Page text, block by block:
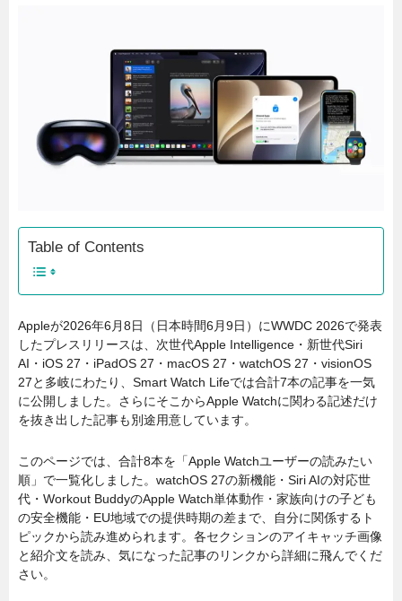
Table of Contents
Appleが2026年6月8日（日本時間6月9日）にWWDC 2026で発表
したプレスリリースは、次世代Apple Intelligence・新世代Siri
AI・iOS 27・iPadOS 27・macOS 27・watchOS 27・visionOS
27と多岐にわたり、Smart Watch Lifeでは合計7本の記事を一気
に公開しました。さらにそこからApple Watchに関わる記述だけ
を抜き出した記事も別途用意しています。
このページでは、合計8本を「Apple Watchユーザーの読みたい
順」で一覧化しました。watchOS 27の新機能・Siri AIの対応世
代・Workout BuddyのApple Watch単体動作・家族向けの子ども
の安全機能・EU地域での提供時期の差まで、自分に関係するト
ピックから読み進められます。各セクションのアイキャッチ画像
と紹介文を読み、気になった記事のリンクから詳細に飛んでくだ
さい。